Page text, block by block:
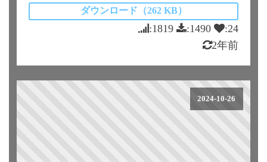
ダウンロード（262 KB）
:1819 :1490
:24
2年前
2024-10-26